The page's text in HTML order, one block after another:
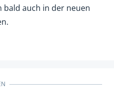
bald auch in der neuen